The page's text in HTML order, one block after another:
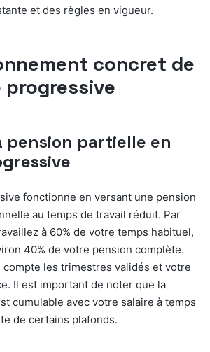
et des règles en vigueur.
concret de
pension partielle en
fonctionne en versant une pension
au temps de travail réduit. Par
à 60% de votre temps habituel,
40% de votre pension complète.
compte les trimestres validés et votre
Il est important de noter que la
cumulable avec votre salaire à temps
de certains plafonds.